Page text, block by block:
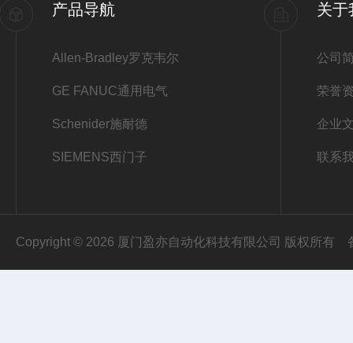
产品导航
Allen-Bradley罗克韦尔
GE FANUC通用电气
Schenider施耐德
SIEMENS西门子
关于
公司
荣誉
企业
联系
Copyright © 2026 厦门盈亦自动化科技有限公司 版权所有